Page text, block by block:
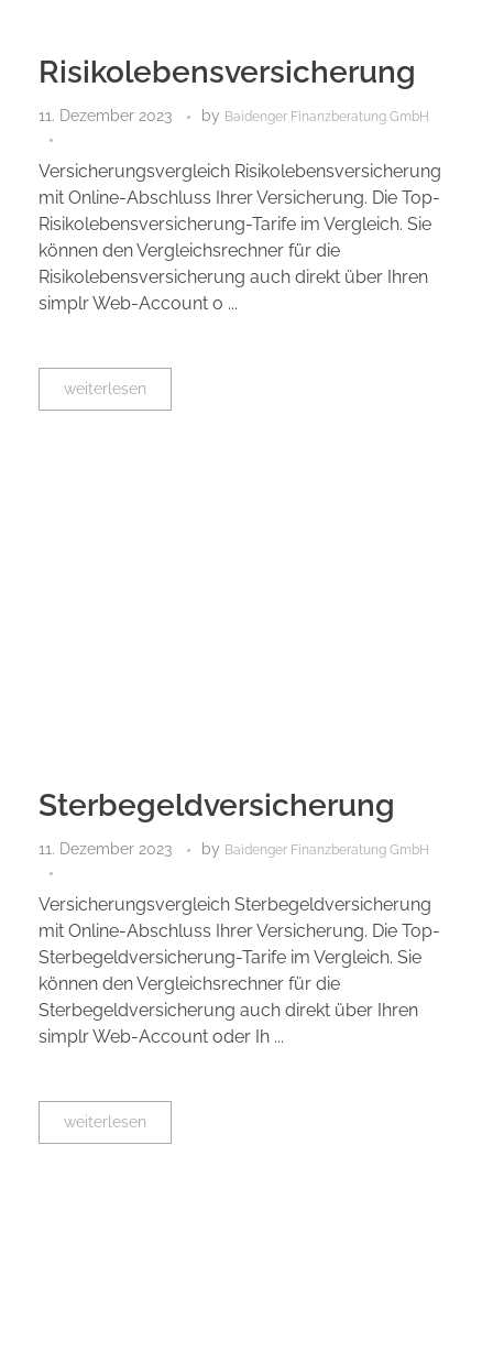
Risikolebensversicherung
11. Dezember 2023 by Baidenger Finanzberatung GmbH
Versicherungsvergleich Risikolebensversicherung
mit Online-Abschluss Ihrer Versicherung. Die Top-
Risikolebensversicherung-Tarife im Vergleich. Sie
können den Vergleichsrechner für die
Risikolebensversicherung auch direkt über Ihren
simplr Web-Account o ...
weiterlesen
Sterbegeldversicherung
11. Dezember 2023 by Baidenger Finanzberatung GmbH
Versicherungsvergleich Sterbegeldversicherung
mit Online-Abschluss Ihrer Versicherung. Die Top-
Sterbegeldversicherung-Tarife im Vergleich. Sie
können den Vergleichsrechner für die
Sterbegeldversicherung auch direkt über Ihren
simplr Web-Account oder Ih ...
weiterlesen